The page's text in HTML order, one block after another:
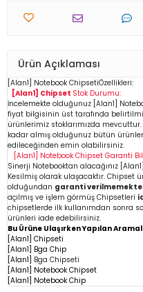
Ürün Açıklaması
[Alan1] Notebook ChipsetiÖzellikleri:
[Alan1] Chipset Stok Durumu:
İncelemekte olduğunuz [Alan1]
fiyat bilgisinin üst tarafında
ürünlerimiz stoklarımızda
kadar almış olduğunuz bütün
edileceğinden emin olabilirsiniz.
[Alan1] Notebook Chipset Garanti
Sinerji Notebooktan alacağınız [Alan1]
Kesilmiş olarak ulaşacaktır. Chipset
olduğundan garanti
açılmış ve işlem görmüş Chipsetleri
chipsetlerde ilk kullanımdan sonra
ürünleri iade edebilirsiniz.
Bu Ürüne Ulaşırken Yapılan
[Alan1] Chipseti
[Alan1] Bga Chip
[Alan1] Bga Chipseti
[Alan1] Notebook Chipset
[Alan1] Notebook Chip